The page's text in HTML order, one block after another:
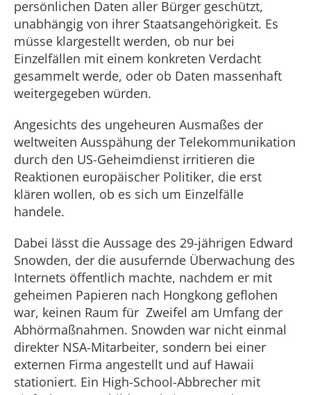
persönlichen Daten aller Bürger geschützt,
unabhängig von ihrer Staatsangehörigkeit. Es
müsse klargestellt werden, ob nur bei
Einzelfällen mit einem konkreten Verdacht
gesammelt werde, oder ob Daten massenhaft
weitergegeben würden.
Angesichts des ungeheuren Ausmaßes der
weltweiten Ausspähung der Telekommunikation
durch den US-Geheimdienst irritieren die
Reaktionen europäischer Politiker, die erst
klären wollen, ob es sich um Einzelfälle
handele.
Dabei lässt die Aussage des 29-jährigen Edward
Snowden, der die ausufernde Überwachung des
Internets öffentlich machte, nachdem er mit
geheimen Papieren nach Hongkong geflohen
war, keinen Raum für Zweifel am Umfang der
Abhörmaßnahmen. Snowden war nicht einmal
direkter NSA-Mitarbeiter, sondern bei einer
externen Firma angestellt und auf Hawaii
stationiert. Ein High-School-Abbrecher mit